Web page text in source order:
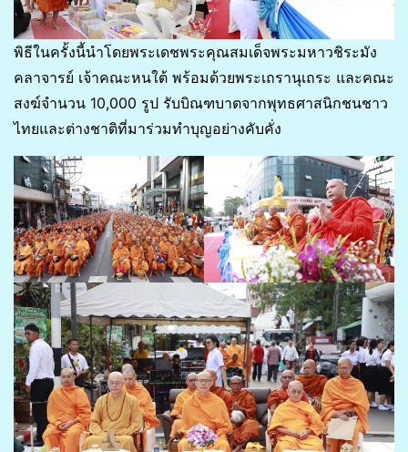
พิธีในครั้งนี้นำโดยพระเดชพระคุณสมเด็จพระมหาวชิระมัง
คลาจารย์ เจ้าคณะหนใต้ พร้อมด้วยพระเถรานุเถระ และคณะ
สงฆ์จำนวน 10,000 รูป รับบิณฑบาตจากพุทธศาสนิกชนชาว
ไทยและต่างชาติที่มาร่วมทำบุญอย่างคับคั่ง